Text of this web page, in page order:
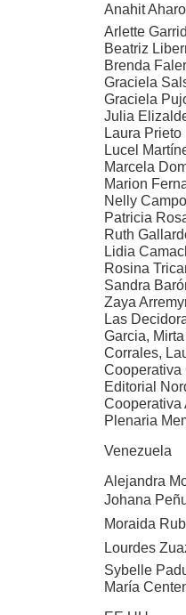
Anahit
Arlette
Beatriz
Brenda
Graciela
Graciela
Julia
Laura Prieto
Lucel
Marcela
Marion
Nelly
Patricia
Ruth
Lidia
Rosina
Sandra
Zaya
Las
Garcia,
Corrales,
Cooperativa
Editorial
Cooperativa
Plenaria
Venezuela
Alejandra
Johana
Moraida
Lourdes
Sybelle
María